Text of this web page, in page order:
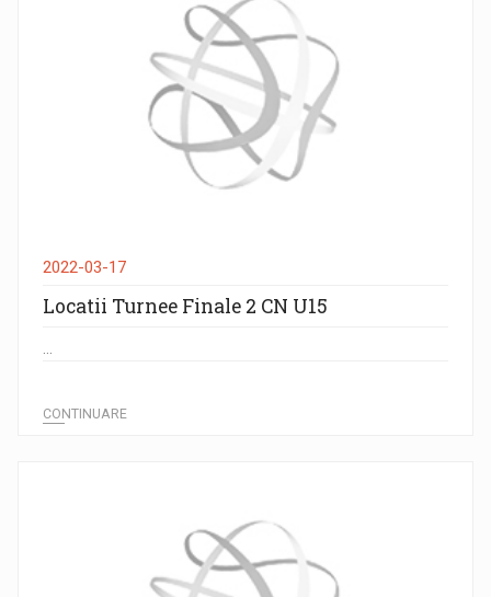
2022-03-17
Locatii Turnee Finale 2 CN U15
CONTINUARE